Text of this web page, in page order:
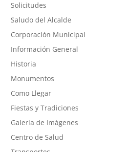
Solicitudes
Saludo del Alcalde
Corporación Municipal
Información General
Historia
Monumentos
Como Llegar
Fiestas y Tradiciones
Galería de Imágenes
Centro de Salud